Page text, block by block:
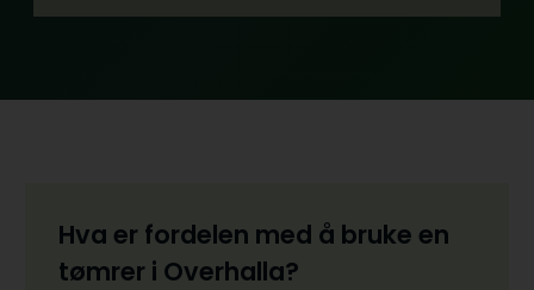
Hva er fordelen med å bruke en
tømrer i Overhalla?